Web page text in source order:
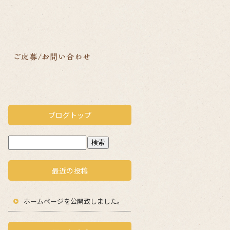
ブログトップ
最近の投稿
ホームページを公開致しました。